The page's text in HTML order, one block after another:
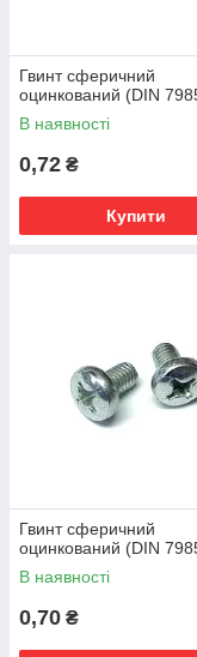
Гвинт сферичний
оцинкований (DIN
В наявності
0,72 ₴
Купити
Гвинт сферичний
оцинкований (DIN
В наявності
0,70 ₴